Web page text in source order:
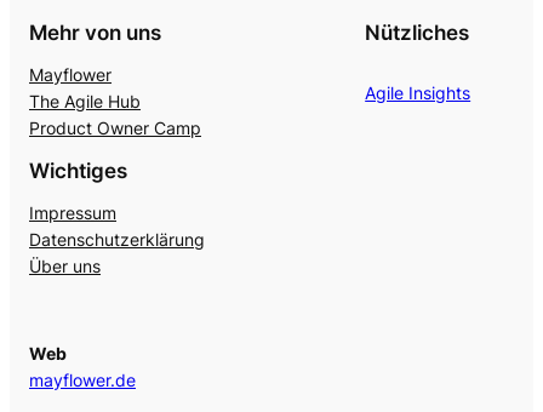
Mehr von uns
Mayflower
The Agile Hub
Product Owner Camp
Nützliches
Agile Insights
Wichtiges
Impressum
Datenschutzerklärung
Über uns
Web
mayflower.de